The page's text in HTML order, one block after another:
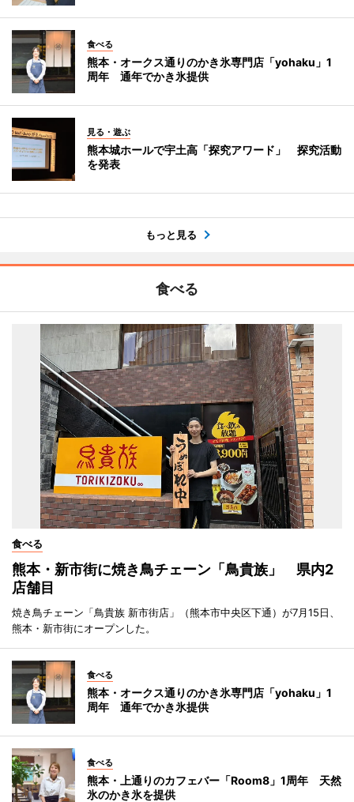
食べる
熊本・オークス通りのかき氷専門店「yohaku」1
周年 通年でかき氷提供
見る・遊ぶ
熊本城ホールで宇土高「探究アワード」 探究活動
を発表
もっと見る
食べる
食べる
熊本・新市街に焼き鳥チェーン「鳥貴族」 県内2
店舗目
焼き鳥チェーン「鳥貴族 新市街店」（熊本市中央区下通）が7月15日、
熊本・新市街にオープンした。
食べる
熊本・オークス通りのかき氷専門店「yohaku」1
周年 通年でかき氷提供
食べる
熊本・上通りのカフェバー「Room8」1周年 天然
氷のかき氷を提供